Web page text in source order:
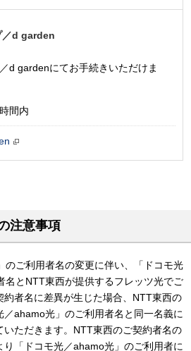
／d garden
d gardenにてお手続きいただけま
間内
注意事項
のご利用者名の変更に伴い、「ドコモ光
名とNTT東西が提供するフレッツ光でご
約者名に差異が生じた場合、NTT東西の
／ahamo光」のご利用者名と同一名義に
いただきます。NTT東西のご契約者名の
「ドコモ光／ahamo光」のご利用者に